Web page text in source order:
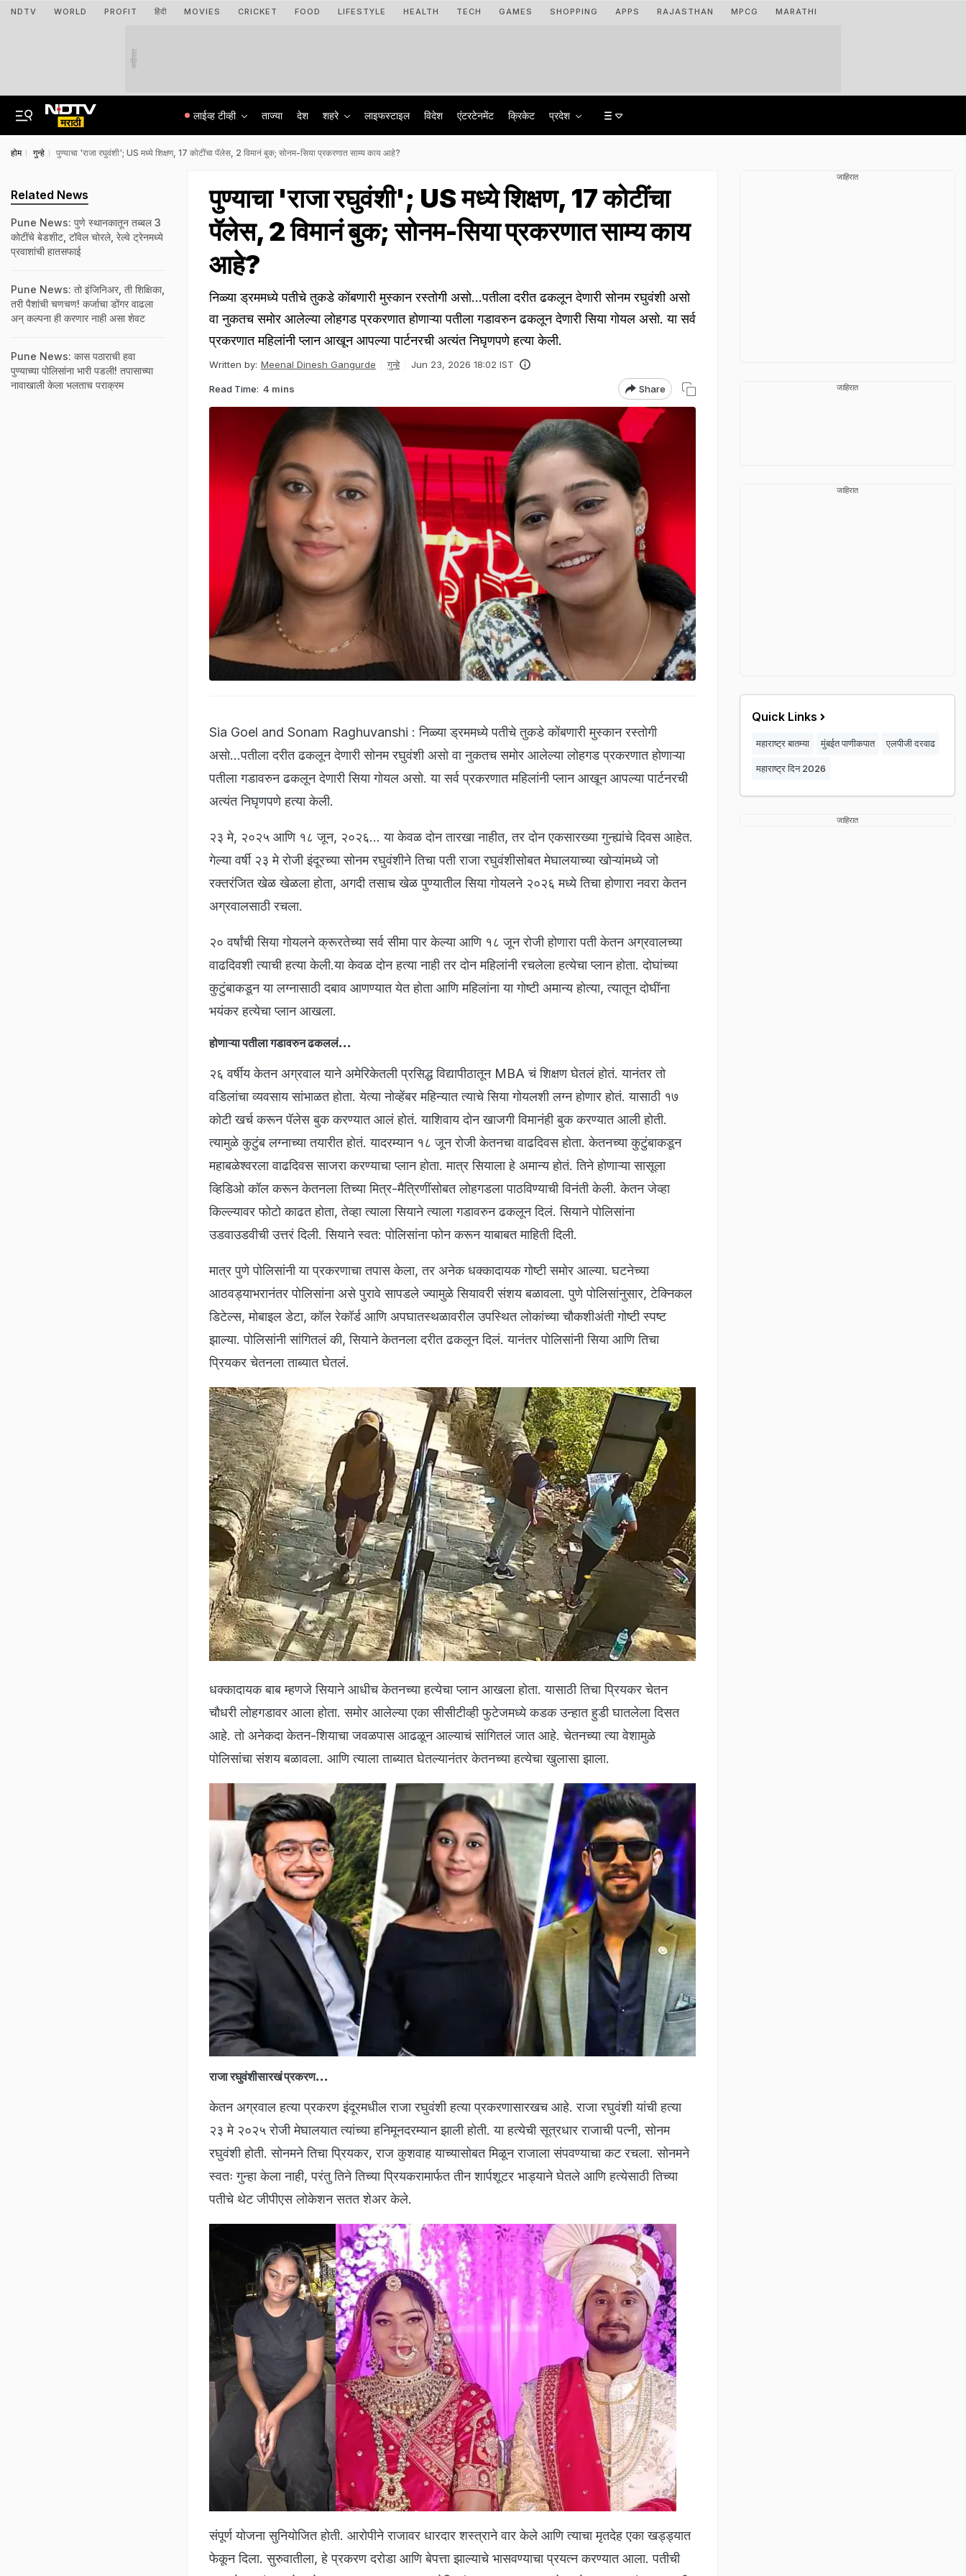
NDTV WORLD PROFIT हिंदी MOVIES CRICKET FOOD LIFESTYLE HEALTH TECH GAMES SHOPPING APPS RAJASTHAN MPCG MARATHI
जाहिरात
लाईव्ह टीव्ही ताज्या देश शहरे लाइफस्टाइल विदेश एंटरटेनमेंट क्रिकेट प्रदेश
होम गुन्हे पुण्याचा 'राजा रघुवंशी'; US मध्ये शिक्षण, 17 कोटींचा पॅलेस, 2 विमानं बुक; सोनम-सिया प्रकरणात साम्य काय आहे?
पुण्याचा 'राजा रघुवंशी'; US मध्ये शिक्षण, 17 कोटींचा
पॅलेस, 2 विमानं बुक; सोनम-सिया प्रकरणात साम्य काय
आहे?
निळ्या ड्रममध्ये पतीचे तुकडे कोंबणारी मुस्कान रस्तोगी असो...पतीला दरीत ढकलून देणारी सोनम रघुवंशी असो
वा नुकतच समोर आलेल्या लोहगड प्रकरणात होणाऱ्या पतीला गडावरुन ढकलून देणारी सिया गोयल असो. या सर्व
प्रकरणात महिलांनी प्लान आखून आपल्या पार्टनरची अत्यंत निघृणपणे हत्या केली.
Written by: Meenal Dinesh Gangurde गुन्हे Jun 23, 2026 18:02 IST
Read Time: 4 mins Share
Sia Goel and Sonam Raghuvanshi : निळ्या ड्रममध्ये पतीचे तुकडे कोंबणारी मुस्कान रस्तोगी
असो...पतीला दरीत ढकलून देणारी सोनम रघुवंशी असो वा नुकतच समोर आलेल्या लोहगड प्रकरणात होणाऱ्या
पतीला गडावरुन ढकलून देणारी सिया गोयल असो. या सर्व प्रकरणात महिलांनी प्लान आखून आपल्या पार्टनरची
अत्यंत निघृणपणे हत्या केली.
२३ मे, २०२५ आणि १८ जून, २०२६... या केवळ दोन तारखा नाहीत, तर दोन एकसारख्या गुन्ह्यांचे दिवस आहेत.
गेल्या वर्षी २३ मे रोजी इंदूरच्या सोनम रघुवंशीने तिचा पती राजा रघुवंशीसोबत मेघालयाच्या खोऱ्यांमध्ये जो
रक्तरंजित खेळ खेळला होता, अगदी तसाच खेळ पुण्यातील सिया गोयलने २०२६ मध्ये तिचा होणारा नवरा केतन
अग्रवालसाठी रचला.
२० वर्षांची सिया गोयलने क्रूरतेच्या सर्व सीमा पार केल्या आणि १८ जून रोजी होणारा पती केतन अग्रवालच्या
वाढदिवशी त्याची हत्या केली.या केवळ दोन हत्या नाही तर दोन महिलांनी रचलेला हत्येचा प्लान होता. दोघांच्या
कुटुंबाकडून या लग्नासाठी दबाव आणण्यात येत होता आणि महिलांना या गोष्टी अमान्य होत्या, त्यातून दोघींना
भयंकर हत्येचा प्लान आखला.
होणाऱ्या पतीला गडावरुन ढकललं...
२६ वर्षीय केतन अग्रवाल याने अमेरिकेतली प्रसिद्ध विद्यापीठातून MBA चं शिक्षण घेतलं होतं. यानंतर तो
वडिलांचा व्यवसाय सांभाळत होता. येत्या नोव्हेंबर महिन्यात त्याचे सिया गोयलशी लग्न होणार होतं. यासाठी १७
कोटी खर्च करून पॅलेस बुक करण्यात आलं होतं. याशिवाय दोन खाजगी विमानंही बुक करण्यात आली होती.
त्यामुळे कुटुंब लग्नाच्या तयारीत होतं. यादरम्यान १८ जून रोजी केतनचा वाढदिवस होता. केतनच्या कुटुंबाकडून
महाबळेश्वरला वाढदिवस साजरा करण्याचा प्लान होता. मात्र सियाला हे अमान्य होतं. तिने होणाऱ्या सासूला
व्हिडिओ कॉल करून केतनला तिच्या मित्र-मैत्रिणींसोबत लोहगडला पाठविण्याची विनंती केली. केतन जेव्हा
किल्ल्यावर फोटो काढत होता, तेव्हा त्याला सियाने त्याला गडावरुन ढकलून दिलं. सियाने पोलिसांना
उडवाउडवीची उत्तरं दिली. सियाने स्वत: पोलिसांना फोन करून याबाबत माहिती दिली.
मात्र पुणे पोलिसांनी या प्रकरणाचा तपास केला, तर अनेक धक्कादायक गोष्टी समोर आल्या. घटनेच्या
आठवड्याभरानंतर पोलिसांना असे पुरावे सापडले ज्यामुळे सियावरी संशय बळावला. पुणे पोलिसांनुसार, टेक्निकल
डिटेल्स, मोबाइल डेटा, कॉल रेकॉर्ड आणि अपघातस्थळावरील उपस्थित लोकांच्या चौकशीअंती गोष्टी स्पष्ट
झाल्या. पोलिसांनी सांगितलं की, सियाने केतनला दरीत ढकलून दिलं. यानंतर पोलिसांनी सिया आणि तिचा
प्रियकर चेतनला ताब्यात घेतलं.
धक्कादायक बाब म्हणजे सियाने आधीच केतनच्या हत्येचा प्लान आखला होता. यासाठी तिचा प्रियकर चेतन
चौधरी लोहगडावर आला होता. समोर आलेल्या एका सीसीटीव्ही फुटेजमध्ये कडक उन्हात हुडी घातलेला दिसत
आहे. तो अनेकदा केतन-शियाचा जवळपास आढळून आल्याचं सांगितलं जात आहे. चेतनच्या त्या वेशामुळे
पोलिसांचा संशय बळावला. आणि त्याला ताब्यात घेतल्यानंतर केतनच्या हत्येचा खुलासा झाला.
राजा रघुवंशीसारखं प्रकरण...
केतन अग्रवाल हत्या प्रकरण इंदूरमधील राजा रघुवंशी हत्या प्रकरणासारखच आहे. राजा रघुवंशी यांची हत्या
२३ मे २०२५ रोजी मेघालयात त्यांच्या हनिमूनदरम्यान झाली होती. या हत्येची सूत्रधार राजाची पत्नी, सोनम
रघुवंशी होती. सोनमने तिचा प्रियकर, राज कुशवाह याच्यासोबत मिळून राजाला संपवण्याचा कट रचला. सोनमने
स्वतः गुन्हा केला नाही, परंतु तिने तिच्या प्रियकरामार्फत तीन शार्पशूटर भाड्याने घेतले आणि हत्येसाठी तिच्या
पतीचे थेट जीपीएस लोकेशन सतत शेअर केले.
संपूर्ण योजना सुनियोजित होती. आरोपीने राजावर धारदार शस्त्राने वार केले आणि त्याचा मृतदेह एका खड्ड्यात
फेकून दिला. सुरुवातीला, हे प्रकरण दरोडा आणि बेपत्ता झाल्याचे भासवण्याचा प्रयत्न करण्यात आला. पतीची
Related News
Pune News: पुणे स्थानकातून तब्बल 3
कोटींचे बेडशीट, टॉवेल चोरले, रेल्वे ट्रेनमध्ये
प्रवाशांची हातसफाई
Pune News: तो इंजिनिअर, ती शिक्षिका,
तरी पैशांची चणचण! कर्जाचा डोंगर वाढला
अन् कल्पना ही करणार नाही असा शेवट
Pune News: कास पठाराची हवा
पुण्याच्या पोलिसांना भारी पडली! तपासाच्या
नावाखाली केला भलताच पराक्रम
जाहिरात
जाहिरात
जाहिरात
Quick Links
महाराष्ट्र बातम्या मुंबईत पाणीकपात एलपीजी दरवाढ
महाराष्ट्र दिन 2026
जाहिरात